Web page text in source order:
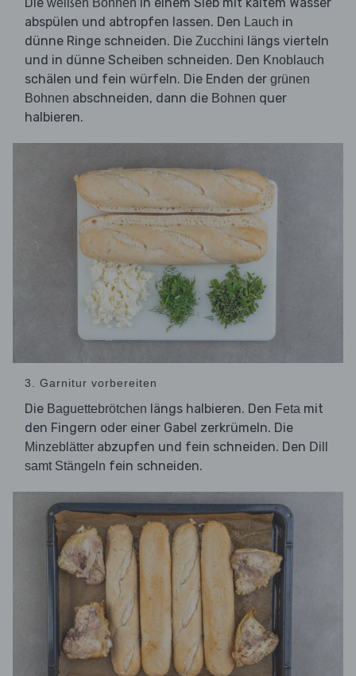
weißen Bohnen
abspülen und abtropfen lassen. Den Lauch in
dünne Ringe schneiden. Die Zucchini längs vierteln
und in dünne Scheiben schneiden. Den Knoblauch
schälen und fein würfeln. Die Enden der grünen
Bohnen abschneiden, dann die Bohnen quer
halbieren.
3. Garnitur vorbereiten
Die Baguettebrötchen längs halbieren. Den Feta mit
den Fingern oder einer Gabel zerkrümeln. Die
Minzeblätter abzupfen und fein schneiden. Den Dill
samt Stängeln fein schneiden.